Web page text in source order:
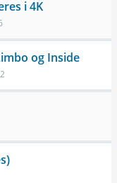
i 4K
og Inside